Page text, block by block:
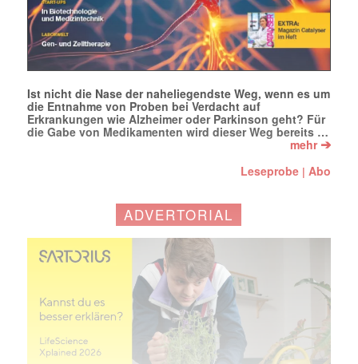
Ist nicht die Nase der naheliegendste Weg, wenn es um
die Entnahme von Proben bei Verdacht auf
Erkrankungen wie Alzheimer oder Parkinson geht? Für
die Gabe von Medikamenten wird dieser Weg bereits …
mehr➔
Leseprobe |Abo
ADVERTORIAL